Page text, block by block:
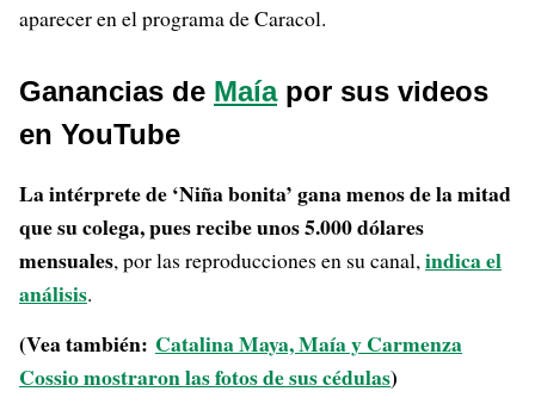
aparecer en el programa de Caracol.
Ganancias de Maíapor sus videos
en YouTube
La intérprete de ‘Niña bonita’ gana menos de la mitad
que su colega, pues recibe unos 5.000 dólares
mensuales, por las reproducciones en su canal,indica el
análisis.
(Vea también: Catalina Maya, Maía y Carmenza
Cossio mostraron las fotos de sus cédulas)